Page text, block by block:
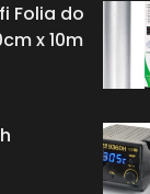
Folia do
x 10m